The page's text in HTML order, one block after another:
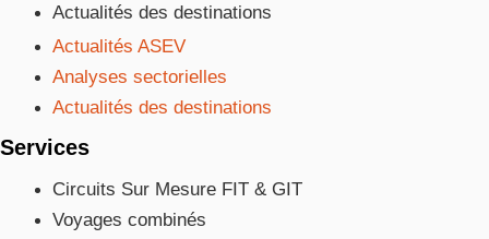
Actualités des destinations
Actualités ASEV
Analyses sectorielles
Actualités des destinations
Services
Circuits Sur Mesure FIT & GIT
Voyages combinés